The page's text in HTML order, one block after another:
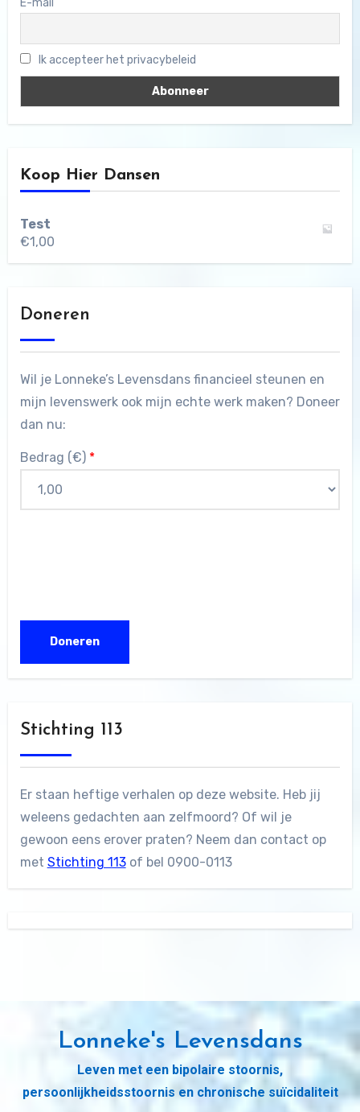
E-mail
Ik accepteer het privacybeleid
Koop Hier Dansen
Test
€1,00
Doneren
Wil je Lonneke’s Levensdans financieel steunen en
mijn levenswerk ook mijn echte werk maken? Doneer
dan nu:
Bedrag (€) *
Stichting 113
Er staan heftige verhalen op deze website. Heb jij
weleens gedachten aan zelfmoord? Of wil je
gewoon eens erover praten? Neem dan contact op
met Stichting 113of bel 0900-0113
Lonneke's Levensdans
Leven met een bipolaire stoornis,
persoonlijkheidsstoornis en chronische suïcidaliteit